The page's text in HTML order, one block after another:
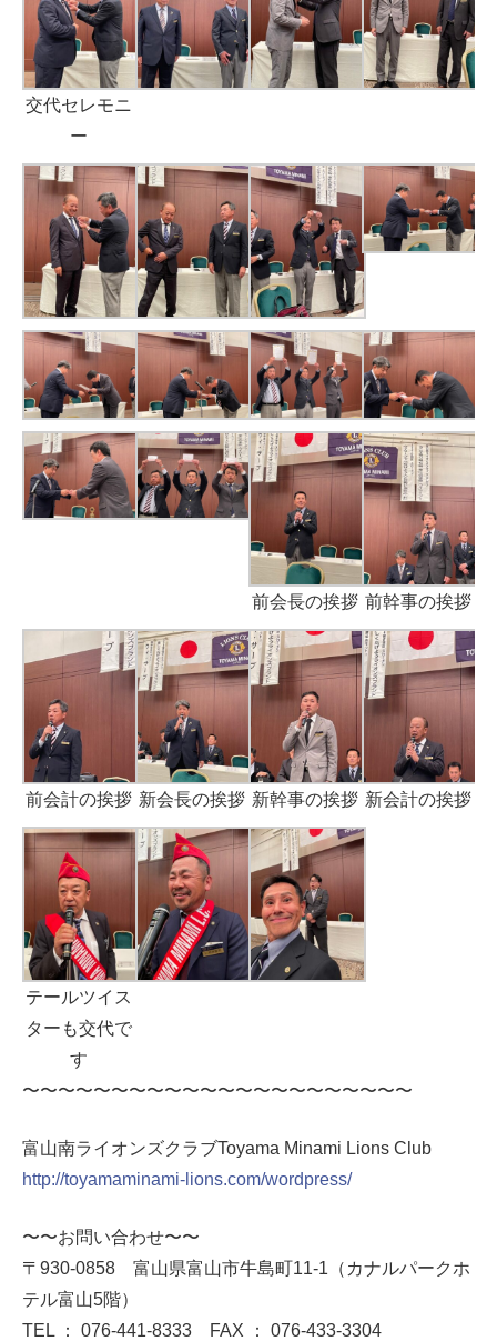
交代セレモニ
ー
前会長の挨拶 前幹事の挨拶
前会計の挨拶 新会長の挨拶 新幹事の挨拶 新会計の挨拶
テールツイス
ターも交代で
す
〜〜〜〜〜〜〜〜〜〜〜〜〜〜〜〜〜〜〜〜〜〜
富山南ライオンズクラブToyama Minami Lions Club
http://toyamaminami-lions.com/wordpress/
〜〜お問い合わせ〜〜
〒930-0858 富山県富山市牛島町11-1（カナルパークホ
テル富山5階）
TEL ： 076-441-8333 FAX ： 076-433-3304